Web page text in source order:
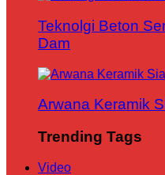
Teknolgi Beton
Dam
Arwana Keramik
Trending Tags
Video